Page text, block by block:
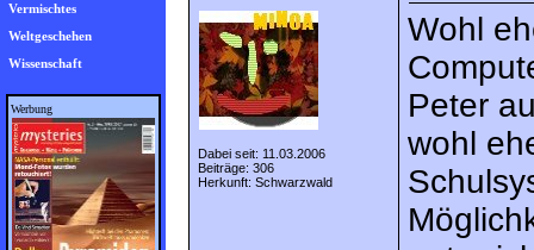
Vermischtes
Weltgeschehen
Wissenschaft
Werbung
Dabei seit: 11.03.2006
Beiträge: 306
Herkunft: Schwarzwald
Wohl
Peter
wohl